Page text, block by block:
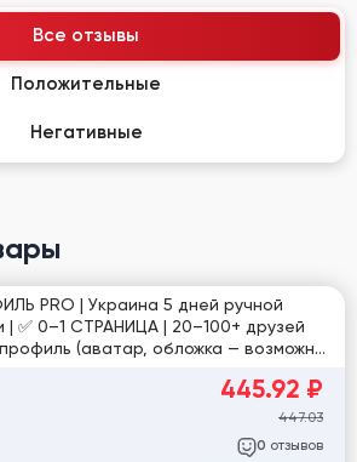
Все отзывы
Положительные
Негативные
| Украина 5 дней ручной
| ✅ 0–1 СТРАНИЦА | 20–100+ друзей
(аватар, обложка — возможно
445.92 ₽
447.03
0 отзывов